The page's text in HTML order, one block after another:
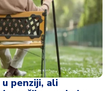
penziji, ali